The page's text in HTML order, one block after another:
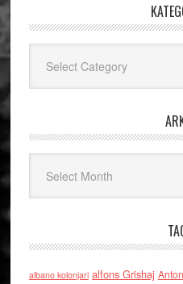
albano kolonjari alfons Grishaj